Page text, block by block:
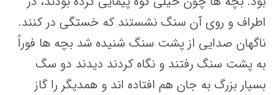
اطراف و روی آن سنگ نشستند که خستگی در کنند.
ناگهان صدایی از پشت سنگ شنیده شد بچه ها فوراً
به پشت سنگ رفتند و نگاه کردند دیدند دو سگ
بسیار بزرگ به جان هم افتاده اند و همدیگر را گاز